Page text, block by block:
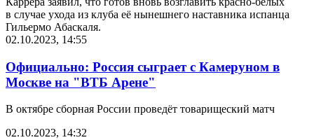
в случае ухода из клуба её нынешнего наставника испанца
Гильермо Абаскаля.
02.10.2023, 14:55
Официально: Россия сыграет с Камеруном в
Москве на "ВТБ Арене"
В октябре сборная России проведёт товарищеский матч
02.10.2023, 14:32